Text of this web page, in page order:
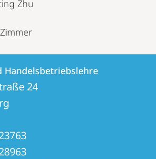
Zhu
Handelsbetriebslehre
24